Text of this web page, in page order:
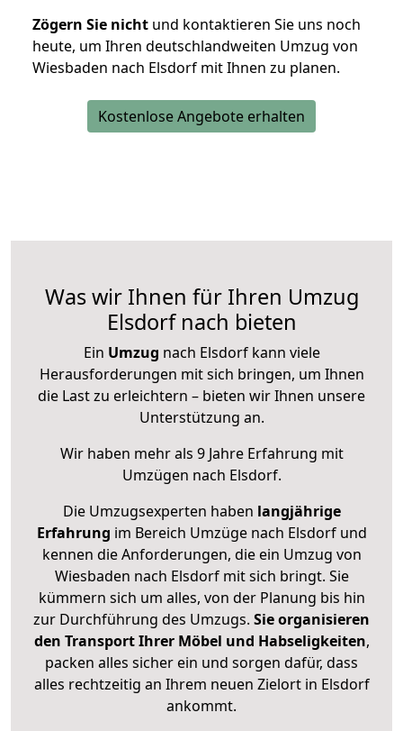
Zögern Sie nicht und kontaktieren Sie uns noch
heute, um Ihren deutschlandweiten Umzug von
Wiesbaden nach Elsdorf mit Ihnen zu planen.
Kostenlose Angebote erhalten
Was wir Ihnen für Ihren Umzug
Elsdorf nach bieten
Ein Umzug nach Elsdorf kann viele
Herausforderungen mit sich bringen, um Ihnen
die Last zu erleichtern – bieten wir Ihnen unsere
Unterstützung an.
Wir haben mehr als 9 Jahre Erfahrung mit
Umzügen nach Elsdorf.
Die Umzugsexperten haben langjährige
Erfahrung im Bereich Umzüge nach Elsdorf und
kennen die Anforderungen, die ein Umzug von
Wiesbaden nach Elsdorf mit sich bringt. Sie
kümmern sich um alles, von der Planung bis hin
zur Durchführung des Umzugs. Sie organisieren
den Transport Ihrer Möbel und Habseligkeiten,
packen alles sicher ein und sorgen dafür, dass
alles rechtzeitig an Ihrem neuen Zielort in Elsdorf
ankommt.